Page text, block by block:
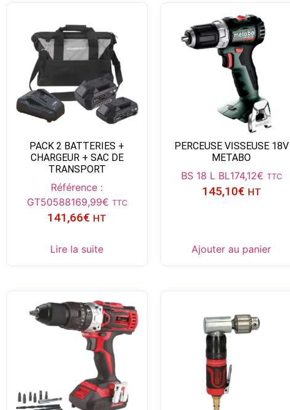
PACK 2 BATTERIES +
CHARGEUR + SAC DE
TRANSPORT
Référence :
GT50588169,99€ TTC
141,66€ HT
Lire la suite
PERCEUSE VISSEUSE 18V
METABO
BS 18 L BL174,12€ TTC
145,10€ HT
Ajouter au panier